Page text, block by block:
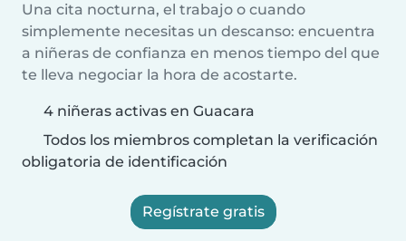
Una cita nocturna, el trabajo o cuando
simplemente necesitas un descanso: encuentra
a niñeras de confianza en menos tiempo del que
te lleva negociar la hora de acostarte.
4 niñeras activas en Guacara
Todos los miembros completan la verificación
obligatoria de identificación
Regístrate gratis